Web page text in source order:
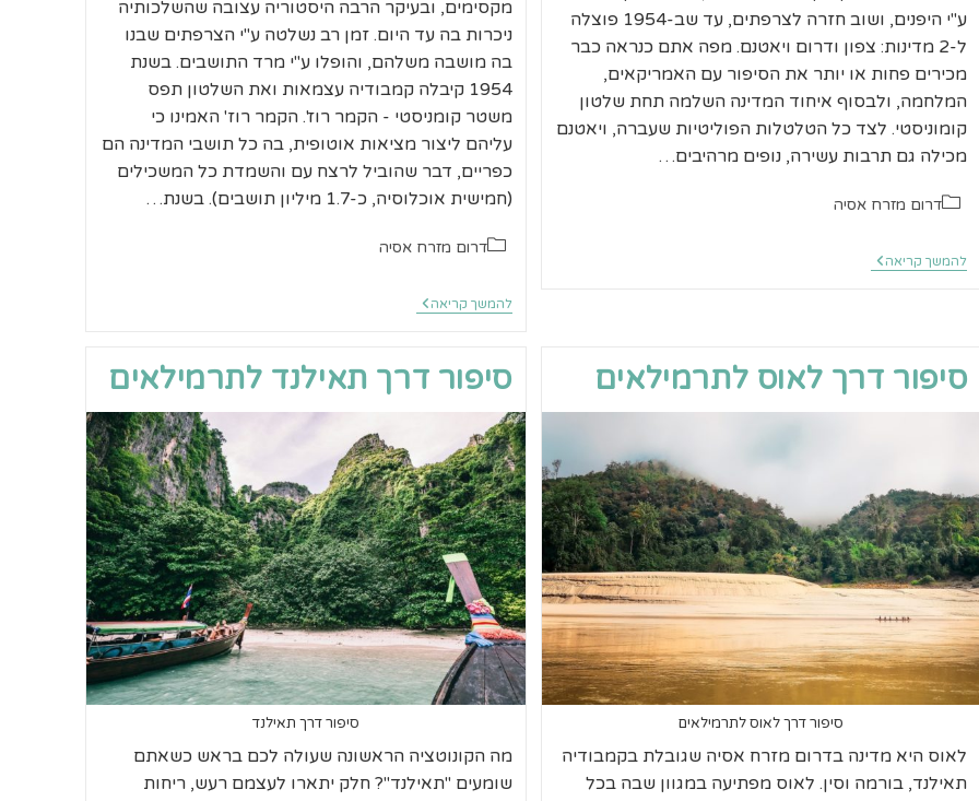
ע"י היפנים, ושוב חזרה לצרפתים, עד שב-1954 פוצלה
ל-2 מדינות: צפון ודרום ויאטנם. מפה אתם כנראה כבר
מכירים פחות או יותר את הסיפור עם האמריקאים,
המלחמה, ולבסוף איחוד המדינה השלמה תחת שלטון
קומוניסטי. לצד כל הטלטלות הפוליטיות שעברה, ויאטנם
מכילה גם תרבות עשירה, נופים מרהיבים…
קטגוריה:
דרום מזרח אסיה
להמשך קריאהסיפור
מקסימים, ובעיקר הרבה היסטוריה עצובה שהשלכותיה
ניכרות בה עד היום. זמן רב נשלטה ע"י הצרפתים שבנו
בה מושבה משלהם, והופלו ע"י מרד התושבים. בשנת
1954 קיבלה קמבודיה עצמאות ואת השלטון תפס
משטר קומניסטי - הקמר רוז'. הקמר רוז' האמינו כי
עליהם ליצור מציאות אוטופית, בה כל תושבי המדינה הם
כפריים, דבר שהוביל לרצח עם והשמדת כל המשכילים
(חמישית אוכלוסיה, כ-1.7 מיליון תושבים). בשנת…
קטגוריה:
דרום מזרח אסיה
להמשך קריאה סיפור
סיפור דרך לאוס לתרמילאים
סיפור דרך לאוס לתרמילאים
לאוס היא מדינה בדרום מזרח אסיה שגובלת בקמבודיה
תאילנד, בורמה וסין. לאוס מפתיעה במגוון שבה בכל
סיפור דרך תאילנד לתרמילאים
סיפור דרך תאילנד
מה הקונוטציה הראשונה שעולה לכם בראש כשאתם
שומעים "תאילנד"? חלק יתארו לעצמם רעש, ריחות